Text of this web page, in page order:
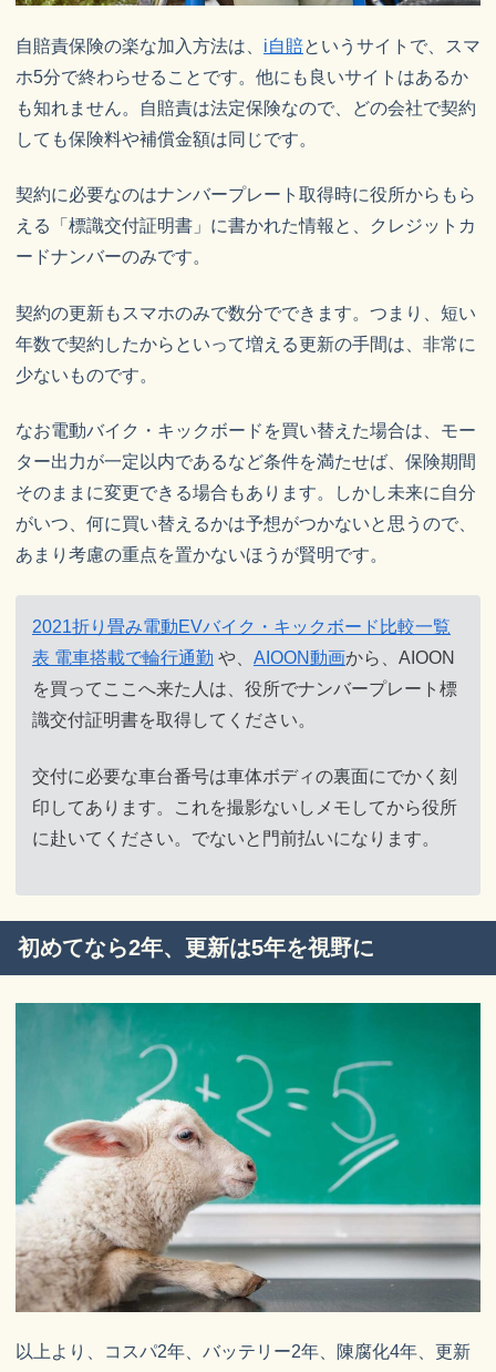
自賠責保険の楽な加入方法は、 i自賠というサイトで、スマ
ホ5分で終わらせることです。他にも良いサイトはあるか
も知れません。自賠責は法定保険なので、どの会社で契約
しても保険料や補償金額は同じです。
契約に必要なのはナンバープレート取得時に役所からもら
える「標識交付証明書」に書かれた情報と、クレジットカ
ードナンバーのみです。
契約の更新もスマホのみで数分でできます。つまり、短い
年数で契約したからといって増える更新の手間は、非常に
少ないものです。
なお電動バイク・キックボードを買い替えた場合は、モー
ター出力が一定以内であるなど条件を満たせば、保険期間
そのままに変更できる場合もあります。しかし未来に自分
がいつ、何に買い替えるかは予想がつかないと思うので、
あまり考慮の重点を置かないほうが賢明です。
2021折り畳み電動EVバイク・キックボード比較一覧
表 電車搭載で輪行通勤 や、 AIOON動画から、AIOON
を買ってここへ来た人は、役所でナンバープレート標
識交付証明書を取得してください。
交付に必要な車台番号は車体ボディの裏面にでかく刻
印してあります。これを撮影ないしメモしてから役所
に赴いてください。でないと門前払いになります。
初めてなら2年、更新は5年を視野に
以上より、コスパ2年、バッテリー2年、陳腐化4年、更新